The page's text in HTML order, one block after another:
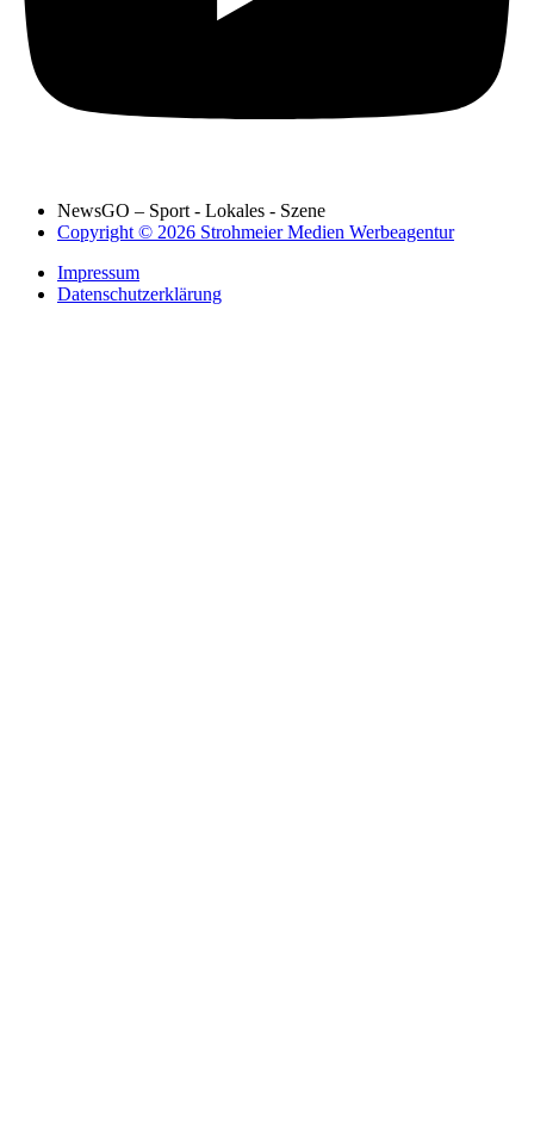
NewsGO – Sport - Lokales - Szene
Copyright © 2026 Strohmeier Medien Werbeagentur
Impressum
Datenschutzerklärung